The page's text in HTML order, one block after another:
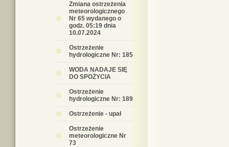
Zmiana ostrzeżenia
meteorologicznego
Nr 65 wydanego o
godz. 05:19 dnia
10.07.2024
Ostrzeżenie
hydrologiczne Nr: 185
WODA NADAJE SIĘ
DO SPOŻYCIA
Ostrzeżenie
hydrologiczne Nr: 189
Ostrzeżenie - upał
Ostrzeżenie
meteorologiczne Nr
73